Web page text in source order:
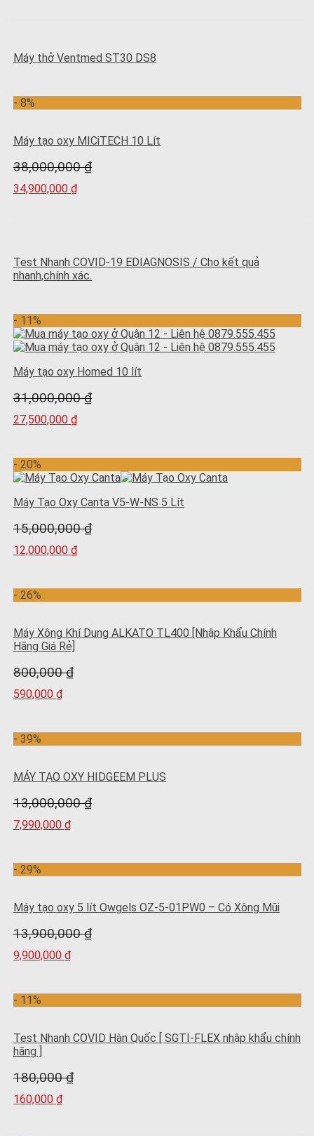
Máy thở Ventmed ST30 DS8
- 8%
Máy tạo oxy MICiTECH 10 Lít
38,000,000₫
34,900,000 ₫
Test Nhanh COVID-19 EDIAGNOSIS / Cho kết quả
nhanh,chính xác.
- 11%
Máy tạo oxy Homed 10 lít
31,000,000₫
27,500,000 ₫
- 20%
Máy Tạo Oxy Canta V5-W-NS 5 Lít
15,000,000₫
12,000,000 ₫
- 26%
Máy Xông Khí Dung ALKATO TL400 [Nhập Khẩu Chính
Hãng Giá Rẻ]
800,000₫
590,000 ₫
- 39%
MÁY TẠO OXY HIDGEEM PLUS
13,000,000₫
7,990,000 ₫
- 29%
Máy tạo oxy 5 lít Owgels OZ-5-01PW0 – Có Xông Mũi
13,900,000₫
9,900,000 ₫
- 11%
Test Nhanh COVID Hàn Quốc [ SGTI-FLEX nhập khẩu chính
hãng ]
180,000₫
160,000 ₫